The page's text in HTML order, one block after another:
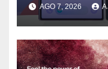
de
AGO 7, 2026